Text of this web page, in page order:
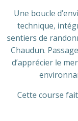
Une boucle
technique,
sentiers de
Chaudun.
d’apprécier le
Cette course